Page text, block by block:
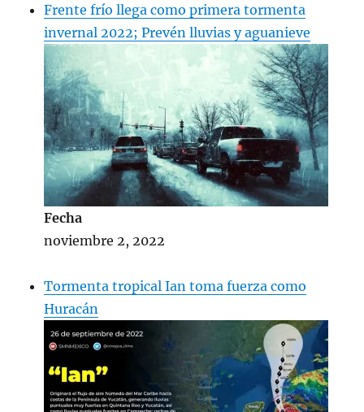
Frente frío llega como primera tormenta
invernal 2022; Prevén lluvias y aguanieve
Fecha
noviembre 2, 2022
Tormenta tropical Ian toma fuerza como
Huracán